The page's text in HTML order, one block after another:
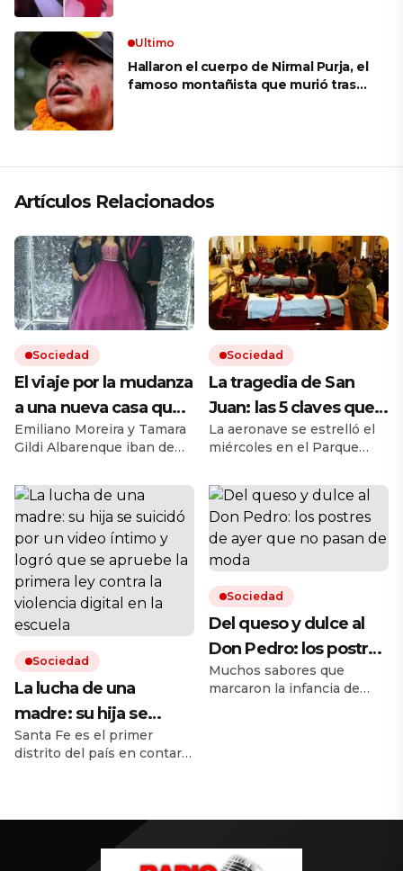
Ultimo
Hallaron el cuerpo de Nirmal Purja, el
famoso montañista que murió tras
Artículos Relacionados
Sociedad
El viaje por la mudanza
a una nueva casa que
terminó en tragedia: la
historia de la familia
que murió en el
choque en Luján
Emiliano Moreira y Tamara
Gildi Albarenque iban de
cuando los embistió un
camión en la ruta 192.
También fallecieron las
tres hijas de la pareja y
otros dos de la mujer. Y el
novio de una de las chicas
está grave.
Sociedad
La tragedia de San
Juan: las 5 claves que
pueden revelar por
qué cayó el
helicóptero
La aeronave se estrelló el
miércoles en el Parque
murieron sus siete
ocupantes. Los resultados
de las pericias que espera
el fiscal de la causa para
desentrañar las causas del
accidente y eventuales
responsabilidades.
Sociedad
La lucha de una
madre: su hija se
suicidó por un video
íntimo y logró que se
Santa Fe es el primer
distrito del país en contar
partir de la historia de Ema
Sociedad
Del queso y dulce al
Don Pedro: los postres
de ayer que no pasan
de moda
Muchos sabores que
marcaron la infancia de